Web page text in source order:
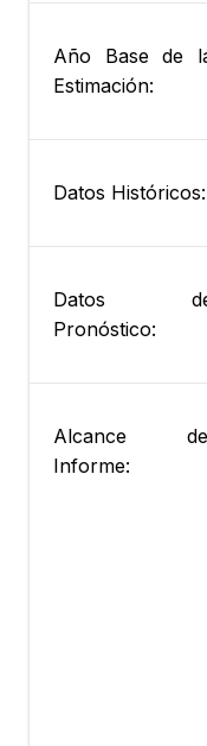
Año Base de
Estimación:
Datos Históricos:
Datos
Pronóstico:
Alcance
Informe: